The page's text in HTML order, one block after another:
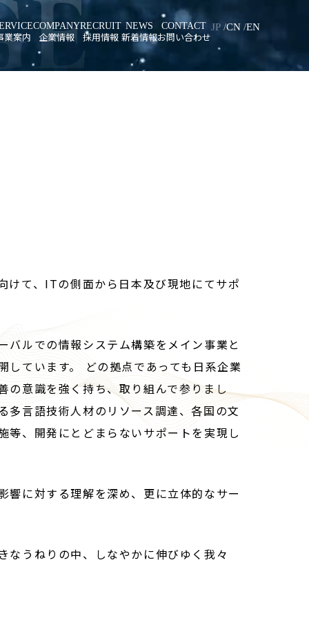
業案内
ステム
企業情報
COMPANY
表挨拶
採用情報
RECRUIT
新着情報
NEWS
お問い合わせ
CONTACT EN
JP CN
けて、ITの側面から日本及び現地にてサポ
ルでの情報システム構築をメイン事業と
ています。 どの拠点であっても日系企業
の意識を強く持ち、取り組んで参りまし
多言語技術人材のリソース調達、各国の文
等、開発にとどまらないサポートを実現し
響に対する理解を深め、更に立体的なサー
なうねりの中、しなやかに伸びゆく我々